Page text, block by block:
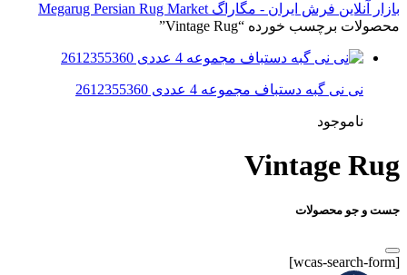
بازار آنلاین فرش ایران - مگاراگ Megarug Persian Rug Market
محصولات برچسب خورده “Vintage Rug”
نی نی گبه دستباف مجموعه 4 عددی 2612355360
ناموجود
Vintage Rug
جست و جو محصولات
[wcas-search-form]